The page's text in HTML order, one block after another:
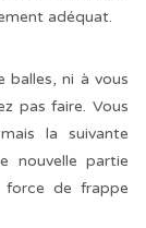
adéquat.
balles, ni à vous
pas faire. Vous
la suivante
nouvelle partie
force de frappe